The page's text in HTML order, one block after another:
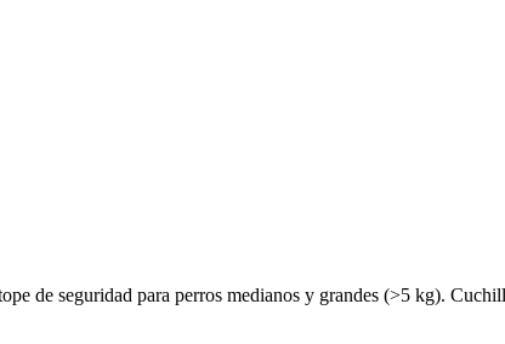
de seguridad para perros medianos y grandes (>5 kg).